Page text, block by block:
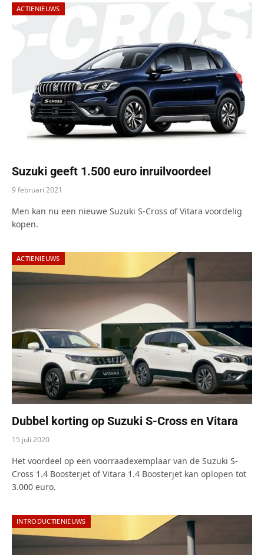
ACTIENIEUWS
Suzuki geeft 1.500 euro inruilvoordeel
9 februari 2021
Men kan nu een nieuwe Suzuki S-Cross of Vitara voordelig
kopen.
ACTIENIEUWS
Dubbel korting op Suzuki S-Cross en Vitara
15 juli 2020
Het voordeel op een voorraadexemplaar van de Suzuki S-
Cross 1.4 Boosterjet of Vitara 1.4 Boosterjet kan oplopen tot
3.000 euro.
INTRODUCTIENIEUWS